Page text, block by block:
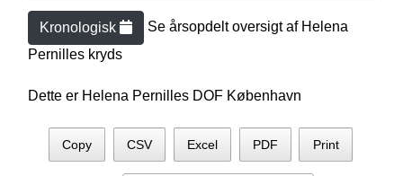
Kronologisk Se årsopdelt oversigt af Helena
Pernilles kryds
Dette er Helena Pernilles DOF København
Copy CSV Excel PDF Print